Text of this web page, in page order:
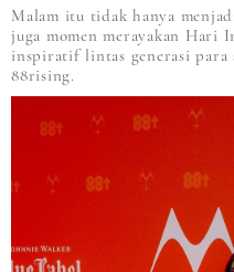
Malam itu tidak hanya
juga momen merayakan Hari
inspiratif lintas generasi para
88rising.